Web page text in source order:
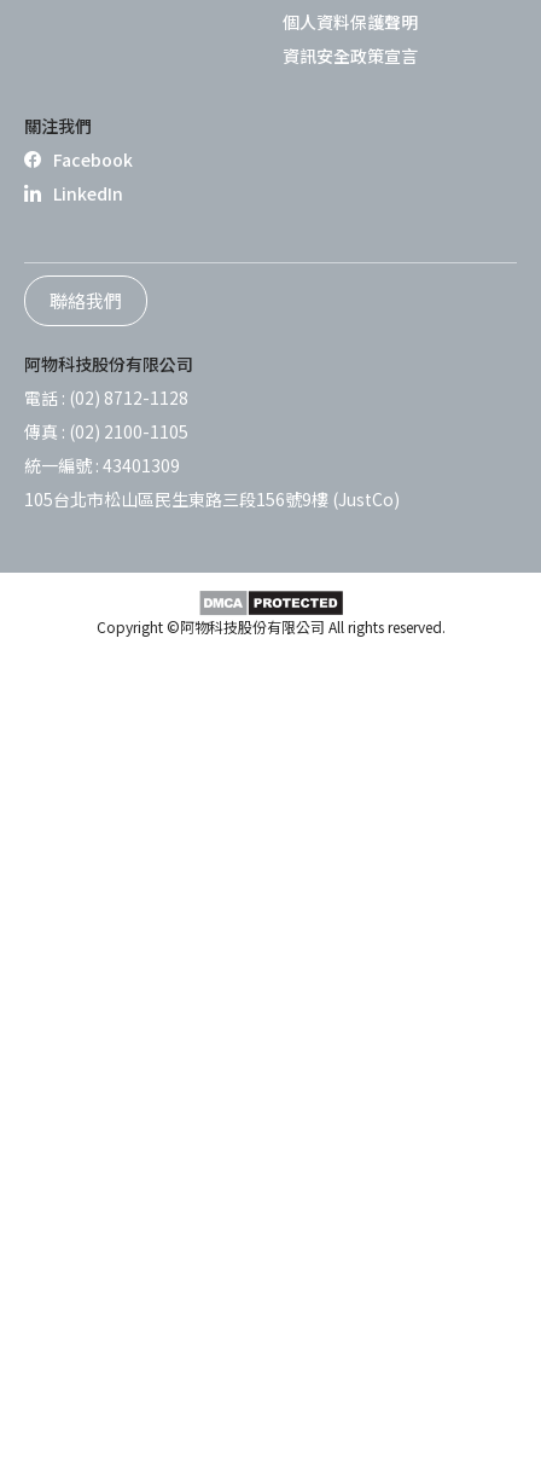
個人資料保護聲明
資訊安全政策宣言
關注我們
Facebook
LinkedIn
聯絡我們
阿物科技股份有限公司
電話 : (02) 8712-1128
傳真 : (02) 2100-1105
統一編號 : 43401309
105台北市松山區民生東路三段156號9樓 (JustCo)
Copyright ©阿物科技股份有限公司 All rights reserved.